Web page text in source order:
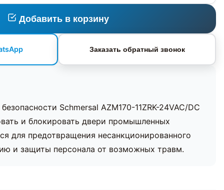
Добавить в корзину
Заказать обратный звонок
Schmersal AZM170-11ZRK-24VAC/DC
и блокировать двери промышленных
для предотвращения несанкционированного
и защиты персонала от возможных травм.